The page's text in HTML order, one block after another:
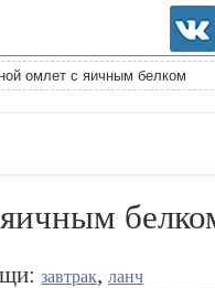
омлет с яичным белком
завтрак, ланч